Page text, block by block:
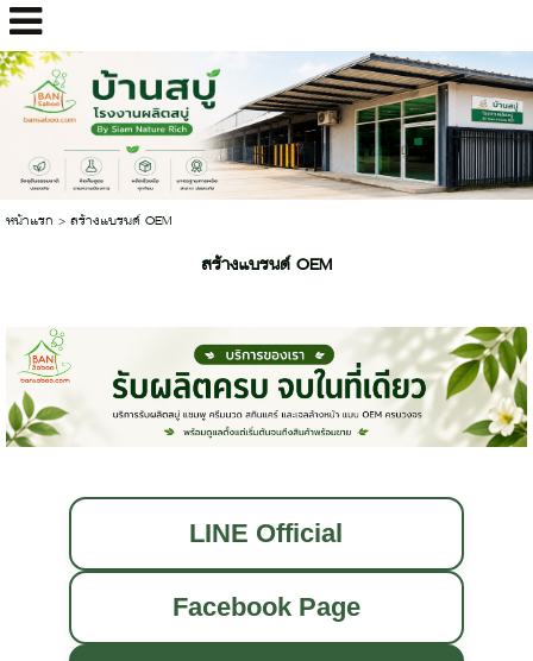
หน้าแรก > สร้างแบรนด์ OEM
สร้างแบรนด์ OEM
LINE Official
Facebook Page